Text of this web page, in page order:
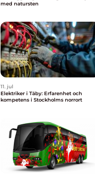
med natursten
11. jul
Elektriker i Täby: Erfarenhet och
kompetens i Stockholms norrort